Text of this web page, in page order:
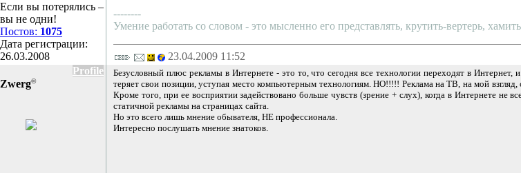
Если вы потерялись –
вы не одни!
Постов: 1075
Дата регистрации:
26.03.2008
--------
Умение работать со словом - это мысленно его представлять, крутить-вертерь,
23.04.2009 11:52
Profile
Zwerg©
Безусловный плюс рекламы в Интернете - это то, что сегодня все технологии переходят в
теряет свои позиции, уступая место компьютерным технологиям. НО!!!!! Реклама на ТВ, на мой
Кроме того, при ее восприятии задействовано больше чувств (зрение + слух), когда в Интернете
статичной рекламы на страницах сайта.
Но это всего лишь мнение обывателя, НЕ профессионала.
Интересно послушать мнение знатоков.